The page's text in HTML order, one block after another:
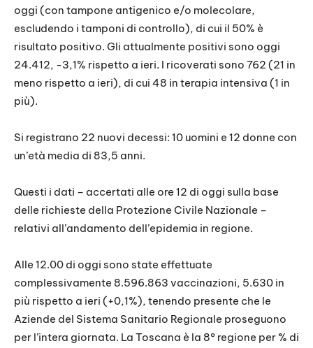
oggi (con tampone antigenico e/o molecolare,
escludendo i tamponi di controllo), di cui il 50% è
risultato positivo. Gli attualmente positivi sono oggi
24.412, -3,1% rispetto a ieri. I ricoverati sono 762 (21 in
meno rispetto a ieri), di cui 48 in terapia intensiva (1 in
più).
Si registrano 22 nuovi decessi: 10 uomini e 12 donne con
un’età media di 83,5 anni.
Questi i dati – accertati alle ore 12 di oggi sulla base
delle richieste della Protezione Civile Nazionale –
relativi all’andamento dell’epidemia in regione.
Alle 12.00 di oggi sono state effettuate
complessivamente 8.596.863 vaccinazioni, 5.630 in
più rispetto a ieri (+0,1%), tenendo presente che le
Aziende del Sistema Sanitario Regionale proseguono
per l’intera giornata. La Toscana è la 8° regione per % di